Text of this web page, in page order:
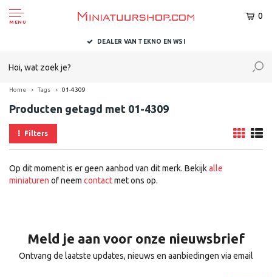
MENU
0
DEALER VAN TEKNO EN WSI
Home Tags 01-4309
Producten getagd met 01-4309
Filters
Op dit moment is er geen aanbod van dit merk. Bekijkalle
miniaturen of neem contactmet ons op.
Meld je aan voor onze nieuwsbrief
Ontvang de laatste updates, nieuws en aanbiedingen via email